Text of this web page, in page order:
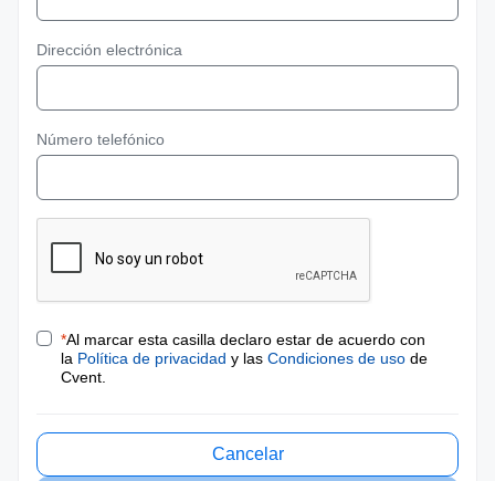
Dirección electrónica
Número telefónico
*Al marcar esta casilla declaro estar de acuerdo con
la Política de privacidad y las Condiciones de uso de
Cvent.
Cancelar